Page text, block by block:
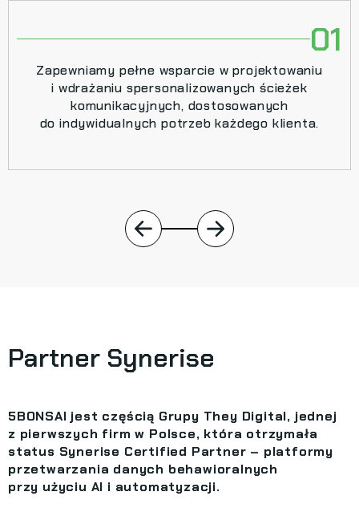
01
Zapewniamy pełne wsparcie w projektowaniu
i wdrażaniu spersonalizowanych ścieżek
komunikacyjnych, dostosowanych
do indywidualnych potrzeb każdego klienta.
Partner Synerise
5BONSAI jest częścią Grupy They Digital, jednej
z pierwszych firm w Polsce, która otrzymała
status Synerise Certified Partner – platformy
przetwarzania danych behawioralnych
przy użyciu AI i automatyzacji.